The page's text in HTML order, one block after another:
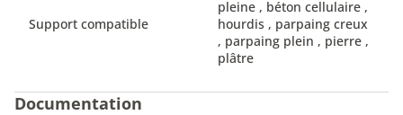
Support compatible
pleine , béton cellulaire ,
hourdis , parpaing creux
, parpaing plein , pierre ,
plâtre
Documentation